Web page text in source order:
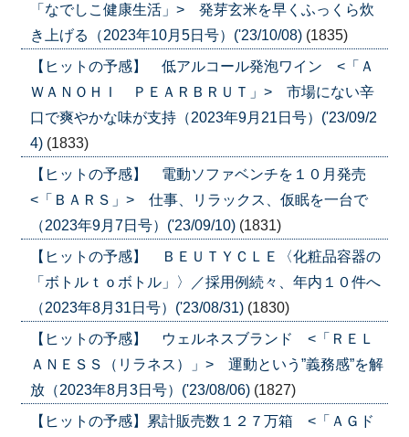
「なでしこ健康生活」> 発芽玄米を早くふっくら炊
き上げる（2023年10月5日号）('23/10/08) (1835)
【ヒットの予感】 低アルコール発泡ワイン <「Ａ
ＷＡＮＯＨＩ ＰＥＡＲＢＲＵＴ」> 市場にない辛
口で爽やかな味が支持（2023年9月21日号）('23/09/2
4) (1833)
【ヒットの予感】 電動ソファベンチを１０月発売
<「ＢＡＲＳ」> 仕事、リラックス、仮眠を一台で
（2023年9月7日号）('23/09/10) (1831)
【ヒットの予感】 ＢＥＵＴＹＣＬＥ〈化粧品容器の
「ボトルｔｏボトル」〉／採用例続々、年内１０件へ
（2023年8月31日号）('23/08/31) (1830)
【ヒットの予感】 ウェルネスブランド <「ＲＥＬ
ＡＮＥＳＳ（リラネス）」> 運動という”義務感”を解
放（2023年8月3日号）('23/08/06) (1827)
【ヒットの予感】累計販売数１２７万箱 <「ＡＧド